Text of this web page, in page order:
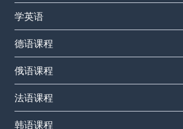
学英语
德语课程
俄语课程
法语课程
韩语课程